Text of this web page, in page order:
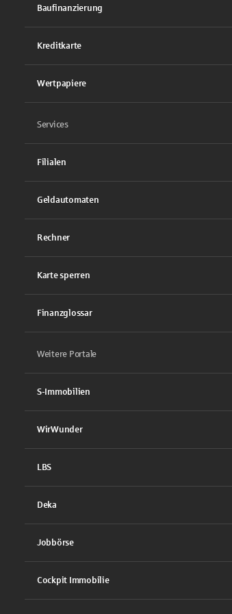
Baufinanzierung
Kreditkarte
Wertpapiere
Services
Filialen
Geldautomaten
Rechner
Karte sperren
Finanzglossar
Weitere Portale
S-Immobilien
WirWunder
LBS
Deka
Jobbörse
Cockpit Immobilie